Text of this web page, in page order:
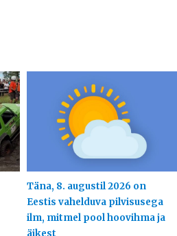
Täna, 8. augustil 2026 on
Eestis vahelduva pilvisusega
ilm, mitmel pool hoovihma ja